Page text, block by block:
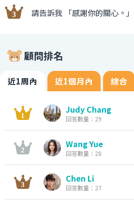
請告訴我 「感謝你的關心。」
顧問排名
近1周內 近1個月內 綜合
Judy Chang
回答數量：29
Wang Yue
回答數量：28
Chen Li
回答數量：27